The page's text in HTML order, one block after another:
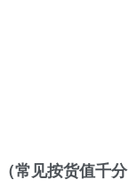
（常见按货值千分